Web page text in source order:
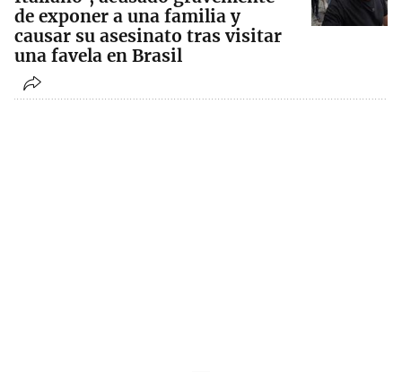
de exponer a una familia y
causar su asesinato tras visitar
una favela en Brasil